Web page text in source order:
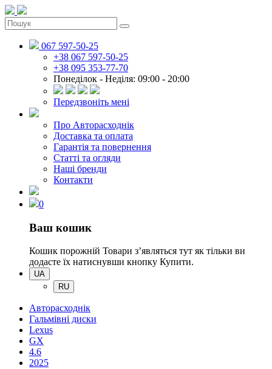
067 597-50-25
+38 067 597-50-25
+38 095 353-77-70
Понеділок - Неділя: 09:00 - 20:00
Передзвоніть мені
Про Авторасходнік
Доставка та оплата
Гарантія та повернення
Статті та огляди
Наші бренди
Контакти
0
Ваш кошик
Кошик порожній Товари зʼявляться тут як тільки ви
додасте їх натиснувши кнопку Купити.
UA
RU
Авторасходнік
Гальмівні диски
Lexus
GX
4.6
2025